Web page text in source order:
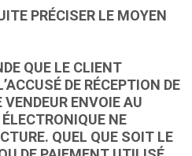
PRÉCISER LE MOYEN
QUE LE CLIENT
DE RÉCEPTION DE
ENVOIE AU
NE
QUEL QUE SOIT LE